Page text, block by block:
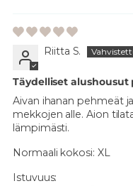
Riitta S.
Täydelliset alushousut
Aivan ihanan pehmeät
mekkojen alle. Aion
lämpimästi.
Normaali kokosi: XL
Istuvuus: